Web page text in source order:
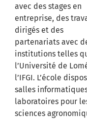
avec des stages en
entreprise, des
dirigés et des
partenariats avec
institutions telles
l’Université de
l’IFGI. L’école
salles
laboratoires pour
sciences